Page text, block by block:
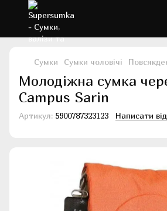
Сумки Сумки чоловічі
Молодіжна сумка
Campus Sarin
Артикул: 5900787323123 Написати